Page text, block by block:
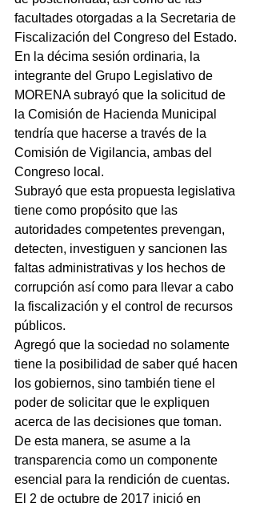
facultades otorgadas a la Secretaria de
Fiscalización del Congreso del Estado.
En la décima sesión ordinaria, la
integrante del Grupo Legislativo de
MORENA subrayó que la solicitud de
la Comisión de Hacienda Municipal
tendría que hacerse a través de la
Comisión de Vigilancia, ambas del
Congreso local.
Subrayó que esta propuesta legislativa
tiene como propósito que las
autoridades competentes prevengan,
detecten, investiguen y sancionen las
faltas administrativas y los hechos de
corrupción así como para llevar a cabo
la fiscalización y el control de recursos
públicos.
Agregó que la sociedad no solamente
tiene la posibilidad de saber qué hacen
los gobiernos, sino también tiene el
poder de solicitar que le expliquen
acerca de las decisiones que toman.
De esta manera, se asume a la
transparencia como un componente
esencial para la rendición de cuentas.
El 2 de octubre de 2017 inició en